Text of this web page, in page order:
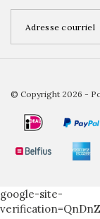
© Copyright 2026 -
google-site-